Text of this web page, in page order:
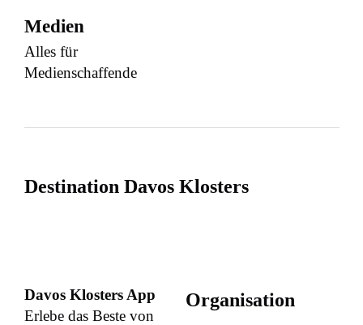
Medien
Alles für
Medienschaffende
Destination Davos Klosters
Davos Klosters App
Erlebe das Beste von
Organisation